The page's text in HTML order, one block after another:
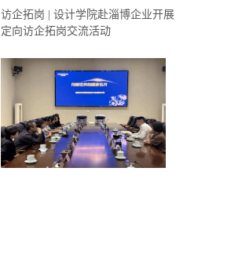
访企拓岗 | 设计学院赴淄博企业开展
定向访企拓岗交流活动